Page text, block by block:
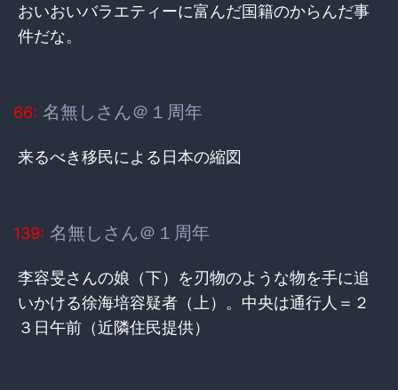
おいおいバラエティーに富んだ国籍のからんだ事
件だな。
66: 名無しさん＠１周年
来るべき移民による日本の縮図
139: 名無しさん＠１周年
李容旻さんの娘（下）を刃物のような物を手に追
いかける徐海培容疑者（上）。中央は通行人＝２
３日午前（近隣住民提供）